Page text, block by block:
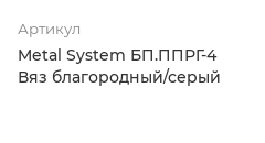
Артикул
Metal System БП.ППРГ-4
Вяз благородный/серый